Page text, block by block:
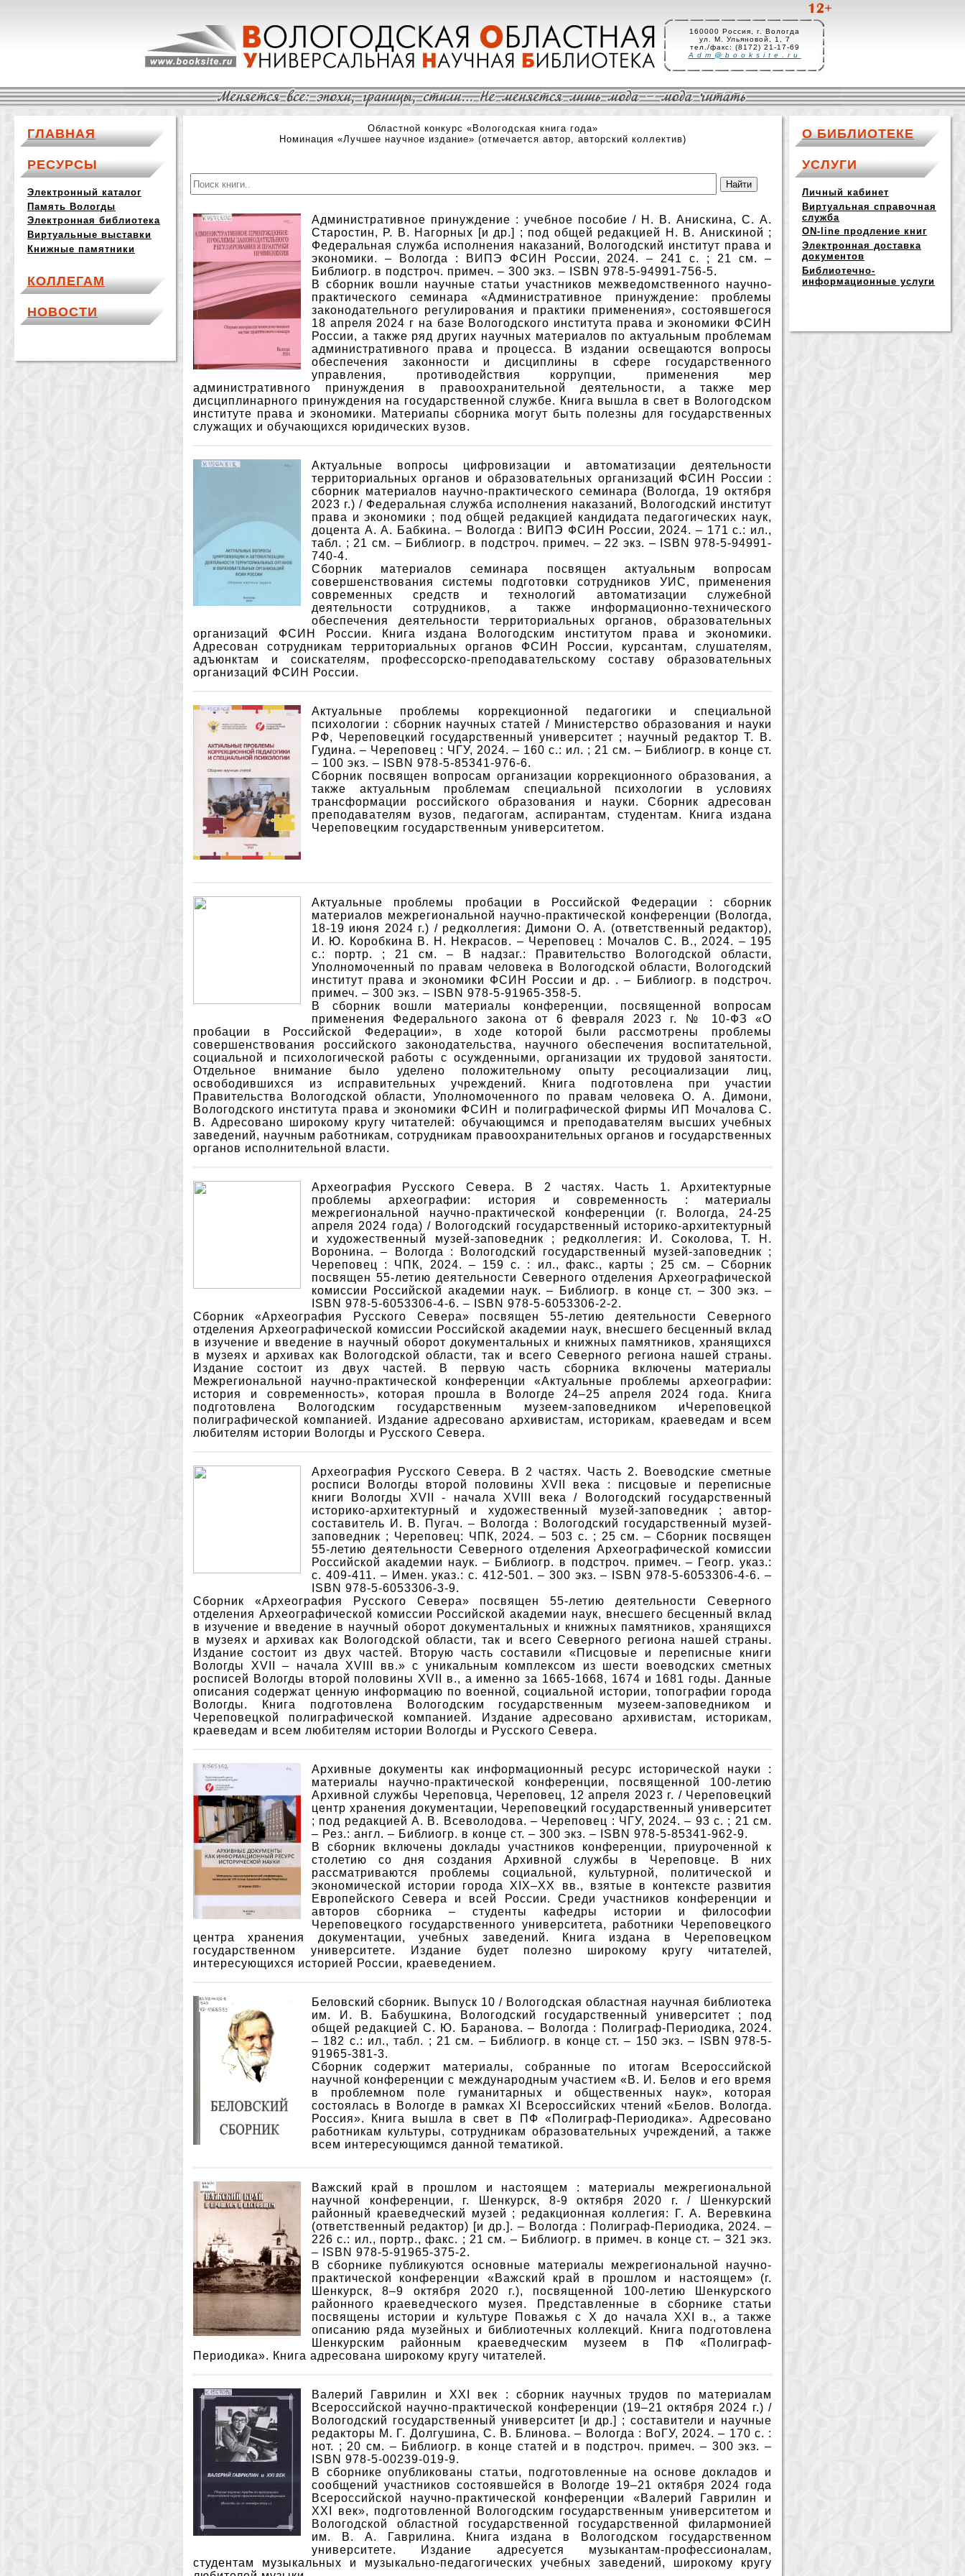
160000 Россия, г. Вологда
ул. М. Ульяновой, 1, 7
тел./факс: (8172) 21-17-69
Adm@booksite.ru
ГЛАВНАЯ
РЕСУРСЫ
Электронный каталог
Память Вологды
Электронная библиотека
Виртуальные выставки
Книжные памятники
КОЛЛЕГАМ
НОВОСТИ
Областной конкурс «Вологодская книга года»
Номинация «Лучшее научное издание» (отмечается автор, авторский коллектив)
Административное принуждение : учебное пособие / Н. В. Анискина, С. А.
Старостин, Р. В. Нагорных [и др.] ; под общей редакцией Н. В. Анискиной ;
Федеральная служба исполнения наказаний, Вологодский институт права и
экономики. – Вологда : ВИПЭ ФСИН России, 2024. – 241 с. ; 21 см. –
Библиогр. в подстроч. примеч. – 300 экз. – ISBN 978-5-94991-756-5.
В сборник вошли научные статьи участников межведомственного научно-
практического семинара «Административное принуждение: проблемы
законодательного регулирования и практики применения», состоявшегося
18 апреля 2024 г на базе Вологодского института права и экономики ФСИН
России, а также ряд других научных материалов по актуальным проблемам
административного права и процесса. В издании освещаются вопросы
обеспечения законности и дисциплины в сфере государственного
управления, противодействия коррупции, применения мер
административного принуждения в правоохранительной деятельности, а также мер
дисциплинарного принуждения на государственной службе. Книга вышла в свет в Вологодском
институте права и экономики. Материапы сборника могут быть полезны для государственных
служащих и обучающихся юридических вузов.
Актуальные вопросы цифровизации и автоматизации деятельности
территориальных органов и образовательных организаций ФСИН России :
сборник материалов научно-практического семинара (Вологда, 19 октября
2023 г.) / Федеральная служба исполнения наказаний, Вологодский институт
права и экономики ; под общей редакцией кандидата педагогических наук,
доцента А. А. Бабкина. – Вологда : ВИПЭ ФСИН России, 2024. – 171 с.: ил.,
табл. ; 21 см. – Библиогр. в подстроч. примеч. – 22 экз. – ISBN 978-5-94991-
740-4.
Сборник материалов семинара посвящен актуальным вопросам
совершенствования системы подготовки сотрудников УИС, применения
современных средств и технологий автоматизации служебной
деятельности сотрудников, а также информационно-технического
обеспечения деятельности территориальных органов, образовательных
организаций ФСИН России. Книга издана Вологодским институтом права и экономики.
Адресован сотрудникам территориальных органов ФСИН России, курсантам, слушателям,
адъюнктам и соискателям, профессорско-преподавательскому составу образовательных
организаций ФСИН России.
Актуальные проблемы коррекционной педагогики и специальной
психологии : сборник научных статей / Министерство образования и науки
РФ, Череповецкий государственный университет ; научный редактор Т. В.
Гудина. – Череповец : ЧГУ, 2024. – 160 с.: ил. ; 21 см. – Библиогр. в конце ст.
– 100 экз. – ISBN 978-5-85341-976-6.
Сборник посвящен вопросам организации коррекционного образования, а
также актуальным проблемам специальной психологии в условиях
трансформации российского образования и науки. Сборник адресован
преподавателям вузов, педагогам, аспирантам, студентам. Книга издана
Череповецким государственным университетом.
Актуальные проблемы пробации в Российской Федерации : сборник
материалов межрегиональной научно-практической конференции (Вологда,
18-19 июня 2024 г.) / редколлегия: Димони О. А. (ответственный редактор),
И. Ю. Коробкина В. Н. Некрасов. – Череповец : Мочалов С. В., 2024. – 195
с.: портр. ; 21 см. – В надзаг.: Правительство Вологодской области,
Уполномоченный по правам человека в Вологодской области, Вологодский
институт права и экономики ФСИН России и др. . – Библиогр. в подстроч.
примеч. – 300 экз. – ISBN 978-5-91965-358-5.
В сборник вошли материалы конференции, посвященной вопросам
применения Федерального закона от 6 февраля 2023 г. № 10-ФЗ «О
пробации в Российской Федерации», в ходе которой были рассмотрены проблемы
совершенствования российского законодательства, научного обеспечения воспитательной,
социальной и психологической работы с осужденными, организации их трудовой занятости.
Отдельное внимание было уделено положительному опыту ресоциализации лиц,
освободившихся из исправительных учреждений. Книга подготовлена при участии
Правительства Вологодской области, Уполномоченного по правам человека О. А. Димони,
Вологодского института права и экономики ФСИН и полиграфической фирмы ИП Мочалова С.
В. Адресовано широкому кругу читателей: обучающимся и преподавателям высших учебных
заведений, научным работникам, сотрудникам правоохранительных органов и государственных
органов исполнительной власти.
Археография Русского Севера. В 2 частях. Часть 1. Архитектурные
проблемы археографии: история и современность : материалы
межрегиональной научно-практической конференции (г. Вологда, 24-25
апреля 2024 года) / Вологодский государственный историко-архитектурный
и художественный музей-заповедник ; редколлегия: И. Соколова, Т. Н.
Воронина. – Вологда : Вологодский государственный музей-заповедник ;
Череповец : ЧПК, 2024. – 159 с. : ил., факс., карты ; 25 см. – Сборник
посвящен 55-летию деятельности Северного отделения Археографической
комиссии Российской академии наук. – Библиогр. в конце ст. – 300 экз. –
ISBN 978-5-6053306-4-6. – ISBN 978-5-6053306-2-2.
Сборник «Археография Русского Севера» посвящен 55-летию деятельности Северного
отделения Археографической комиссии Российской академии наук, внесшего бесценный вклад
в изучение и введение в научный оборот документальных и книжных памятников, хранящихся
в музеях и архивах как Вологодской области, так и всего Северного региона нашей страны.
Издание состоит из двух частей. В первую часть сборника включены материалы
Межрегиональной научно-практической конференции «Актуальные проблемы археографии:
история и современность», которая прошла в Вологде 24–25 апреля 2024 года. Книга
подготовлена Вологодским государственным музеем-заповедником иЧереповецкой
полиграфической компанией. Издание адресовано архивистам, историкам, краеведам и всем
любителям истории Вологды и Русского Севера.
Археография Русского Севера. В 2 частях. Часть 2. Воеводские сметные
росписи Вологды второй половины XVII века : писцовые и переписные
книги Вологды XVII - начала XVIII века / Вологодский государственный
историко-архитектурный и художественный музей-заповедник ; автор-
составитель И. В. Пугач. – Вологда : Вологодский государственный музей-
заповедник ; Череповец: ЧПК, 2024. – 503 с. ; 25 см. – Сборник посвящен
55-летию деятельности Северного отделения Археографической комиссии
Российской академии наук. – Библиогр. в подстроч. примеч. – Геогр. указ.:
с. 409-411. – Имен. указ.: с. 412-501. – 300 экз. – ISBN 978-5-6053306-4-6. –
ISBN 978-5-6053306-3-9.
Сборник «Археография Русского Севера» посвящен 55-летию деятельности Северного
отделения Археографической комиссии Российской академии наук, внесшего бесценный вклад
в изучение и введение в научный оборот документальных и книжных памятников, хранящихся
в музеях и архивах как Вологодской области, так и всего Северного региона нашей страны.
Издание состоит из двух частей. Вторую часть составили «Писцовые и переписные книги
Вологды XVII – начала XVIII вв.» с уникальным комплексом из шести воеводских сметных
росписей Вологды второй половины XVII в., а именно за 1665-1668, 1674 и 1681 годы. Данные
описания содержат ценную информацию по военной, социальной истории, топографии города
Вологды. Книга подготовлена Вологодским государственным музеем-заповедником и
Череповецкой полиграфической компанией. Издание адресовано архивистам, историкам,
краеведам и всем любителям истории Вологды и Русского Севера.
Архивные документы как информационный ресурс исторической науки :
материалы научно-практической конференции, посвященной 100-летию
Архивной службы Череповца, Череповец, 12 апреля 2023 г. / Череповецкий
центр хранения документации, Череповецкий государственный университет
; под редакцией А. В. Всеволодова. – Череповец : ЧГУ, 2024. – 93 с. ; 21 см.
– Рез.: англ. – Библиогр. в конце ст. – 300 экз. – ISBN 978-5-85341-962-9.
В сборник включены доклады участников конференции, приуроченной к
столетию со дня создания Архивной службы в Череповце. В них
рассматриваются проблемы социальной, культурной, политической и
экономической истории города XIX–XX вв., взятые в контексте развития
Европейского Севера и всей России. Среди участников конференции и
авторов сборника – студенты кафедры истории и философии
Череповецкого государственного университета, работники Череповецкого
центра хранения документации, учебных заведений. Книга издана в Череповецком
государственном университете. Издание будет полезно широкому кругу читателей,
интересующихся историей России, краеведением.
Беловский сборник. Выпуск 10 / Вологодская областная научная библиотека
им. И. В. Бабушкина, Вологодский государственный университет ; под
общей редакцией С. Ю. Баранова. – Вологда : Полиграф-Периодика, 2024.
– 182 с.: ил., табл. ; 21 см. – Библиогр. в конце ст. – 150 экз. – ISBN 978-5-
91965-381-3.
Сборник содержит материалы, собранные по итогам Всероссийской
научной конференции с международным участием «В. И. Белов и его время
в проблемном поле гуманитарных и общественных наук», которая
состоялась в Вологде в рамках XI Всероссийских чтений «Белов. Вологда.
Россия». Книга вышла в свет в ПФ «Полиграф-Периодика». Адресовано
работникам культуры, сотрудникам образовательных учреждений, а также
всем интересующимся данной тематикой.
Важский край в прошлом и настоящем : материалы межрегиональной
научной конференции, г. Шенкурск, 8-9 октября 2020 г. / Шенкурский
районный краеведческий музей ; редакционная коллегия: Г. А. Веревкина
(ответственный редактор) [и др.]. – Вологда : Полиграф-Периодика, 2024. –
226 с.: ил., портр., факс. ; 21 см. – Библиогр. в примеч. в конце ст. – 321 экз.
– ISBN 978-5-91965-375-2.
В сборнике публикуются основные материалы межрегиональной научно-
практической конференции «Важский край в прошлом и настоящем» (г.
Шенкурск, 8–9 октября 2020 г.), посвященной 100-летию Шенкурского
районного краеведческого музея. Представленные в сборнике статьи
посвящены истории и культуре Поважья с X до начала XXI в., а также
описанию ряда музейных и библиотечных коллекций. Книга подготовлена
Шенкурским районным краеведческим музеем в ПФ «Полиграф-
Периодика». Книга адресована широкому кругу читателей.
Валерий Гаврилин и XXI век : сборник научных трудов по материалам
Всероссийской научно-практической конференции (19–21 октября 2024 г.) /
Вологодский государственный университет [и др.] ; составители и научные
редакторы М. Г. Долгушина, С. В. Блинова. – Вологда : ВоГУ, 2024. – 170 с. :
нот. ; 20 см. – Библиогр. в конце статей и в подстроч. примеч. – 300 экз. –
ISBN 978-5-00239-019-9.
В сборнике опубликованы статьи, подготовленные на основе докладов и
сообщений участников состоявшейся в Вологде 19–21 октября 2024 года
Всероссийской научно-практической конференции «Валерий Гаврилин и
XXI век», подготовленной Вологодским государственным университетом и
Вологодской областной государственной государственной филармонией
им. В. А. Гаврилина. Книга издана в Вологодском государственном
университете. Издание адресуется музыкантам-профессионалам,
студентам музыкальных и музыкально-педагогических учебных заведений, широкому кругу
О БИБЛИОТЕКЕ
УСЛУГИ
Личный кабинет
Виртуальная справочная
служба
ON-line продление книг
Электронная доставка
документов
Библиотечно-
информационные услуги